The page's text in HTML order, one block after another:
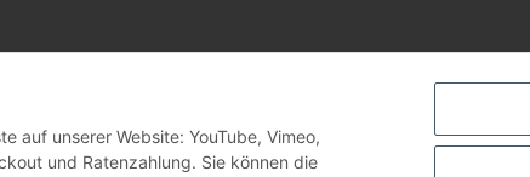
auf unserer Website: YouTube, Vimeo,
und Ratenzahlung. Sie können die